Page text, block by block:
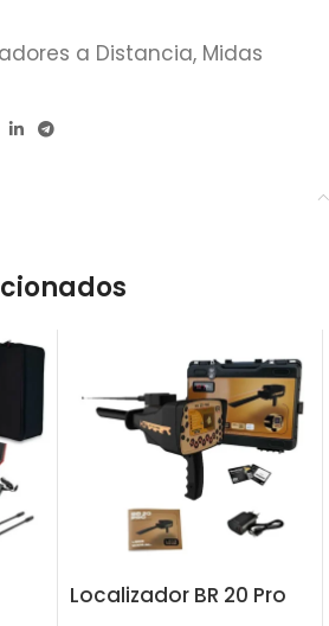
a Distancia, Midas
Localizador BR 20 Pro